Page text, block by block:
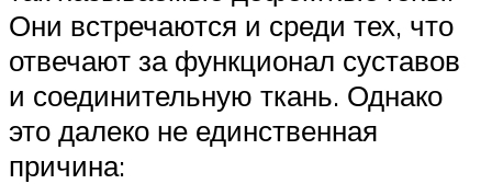
Они встречаются и среди тех, что
отвечают за функционал суставов
и соединительную ткань. Однако
это далеко не единственная
причина: